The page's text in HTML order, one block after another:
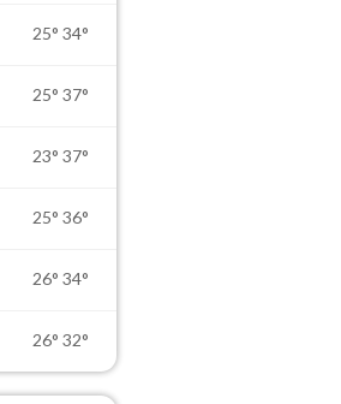
25° 34°
25° 37°
23° 37°
25° 36°
26° 34°
26° 32°